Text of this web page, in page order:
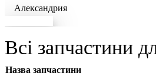
Александрия
Всі запчастини
Назва запчастини